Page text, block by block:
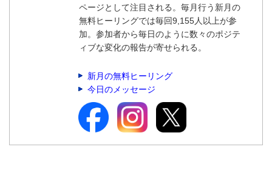
ページとして注目される。毎月行う新月の
無料ヒーリングでは毎回9,155人以上が参
加。参加者から毎日のように数々のポジテ
ィブな変化の報告が寄せられる。
新月の無料ヒーリング
今日のメッセージ